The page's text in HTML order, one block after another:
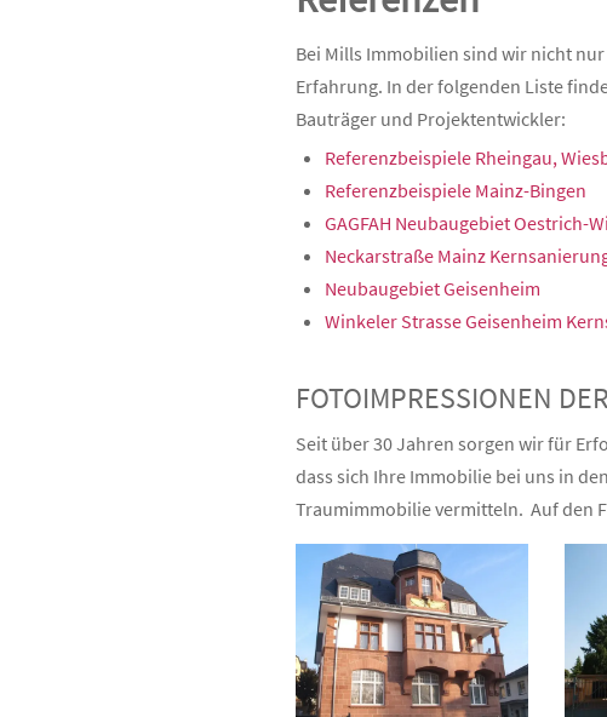
Bei Mills Immobilien sind wir nicht
Erfahrung. In der folgenden Liste
Bauträger und Projektentwickler:
Referenzbeispiele Rheingau,
Referenzbeispiele Mainz-Bingen
GAGFAH Neubaugebiet Oestrich-
Neckarstraße Mainz
Neubaugebiet Geisenheim
Winkeler Strasse Geisenheim
FOTOIMPRESSIONEN
Seit über 30 Jahren sorgen wir für
dass sich Ihre Immobilie bei uns in
Traumimmobilie vermitteln. Auf den